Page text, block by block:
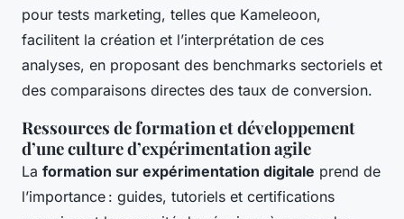
pour tests marketing, telles que Kameleoon,
facilitent la création et l’interprétation de ces
analyses, en proposant des benchmarks sectoriels et
des comparaisons directes des taux de conversion.
Ressources de formation et développement
d’une culture d’expérimentation agile
La formation sur expérimentation digitale prend de
l’importance : guides, tutoriels et certifications